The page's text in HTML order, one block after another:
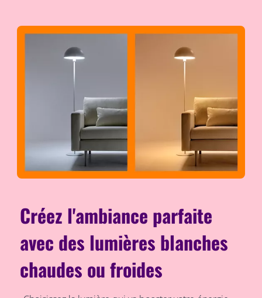
Créez l'ambiance parfaite
avec des lumières blanches
chaudes ou froides